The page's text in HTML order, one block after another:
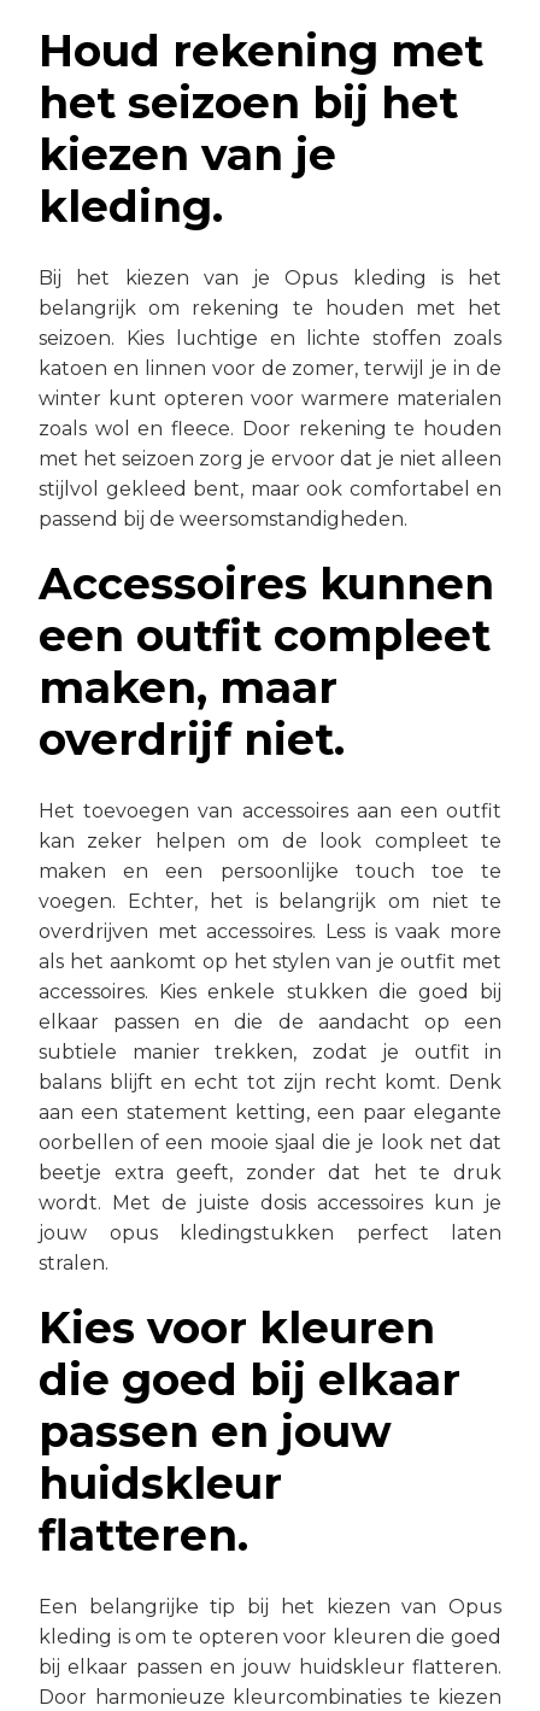
Houd rekening met
het seizoen bij het
kiezen van je
kleding.
Bij het kiezen van je Opus kleding is het
belangrijk om rekening te houden met het
seizoen. Kies luchtige en lichte stoffen zoals
katoen en linnen voor de zomer, terwijl je in de
winter kunt opteren voor warmere materialen
zoals wol en fleece. Door rekening te houden
met het seizoen zorg je ervoor dat je niet alleen
stijlvol gekleed bent, maar ook comfortabel en
passend bij de weersomstandigheden.
Accessoires kunnen
een outfit compleet
maken, maar
overdrijf niet.
Het toevoegen van accessoires aan een outfit
kan zeker helpen om de look compleet te
maken en een persoonlijke touch toe te
voegen. Echter, het is belangrijk om niet te
overdrijven met accessoires. Less is vaak more
als het aankomt op het stylen van je outfit met
accessoires. Kies enkele stukken die goed bij
elkaar passen en die de aandacht op een
subtiele manier trekken, zodat je outfit in
balans blijft en echt tot zijn recht komt. Denk
aan een statement ketting, een paar elegante
oorbellen of een mooie sjaal die je look net dat
beetje extra geeft, zonder dat het te druk
wordt. Met de juiste dosis accessoires kun je
jouw opus kledingstukken perfect laten
stralen.
Kies voor kleuren
die goed bij elkaar
passen en jouw
huidskleur
flatteren.
Een belangrijke tip bij het kiezen van Opus
kleding is om te opteren voor kleuren die goed
bij elkaar passen en jouw huidskleur flatteren.
Door harmonieuze kleurcombinaties te kiezen